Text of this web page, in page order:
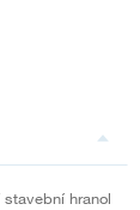
stavební hranol